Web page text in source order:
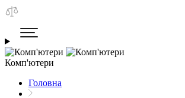
Комп'ютери
Головна